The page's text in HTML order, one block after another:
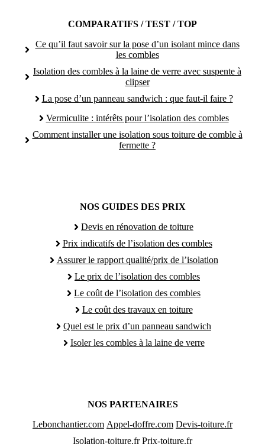
COMPARATIFS / TEST / TOP
Ce qu’il faut savoir sur la pose d’un isolant mince dans
les combles
Isolation des combles à la laine de verre avec suspente à
clipser
La pose d’un panneau sandwich : que faut-il faire ?
Vermiculite : intérêts pour l’isolation des combles
Comment installer une isolation sous toiture de comble à
fermette ?
NOS GUIDES DES PRIX
Devis en rénovation de toiture
Prix indicatifs de l’isolation des combles
Assurer le rapport qualité/prix de l’isolation
Le prix de l’isolation des combles
Le coût de l’isolation des combles
Le coût des travaux en toiture
Quel est le prix d’un panneau sandwich
Isoler les combles à la laine de verre
NOS PARTENAIRES
Lebonchantier.com Appel-doffre.com Devis-toiture.fr
Isolation-toiture.fr Prix-toiture.fr